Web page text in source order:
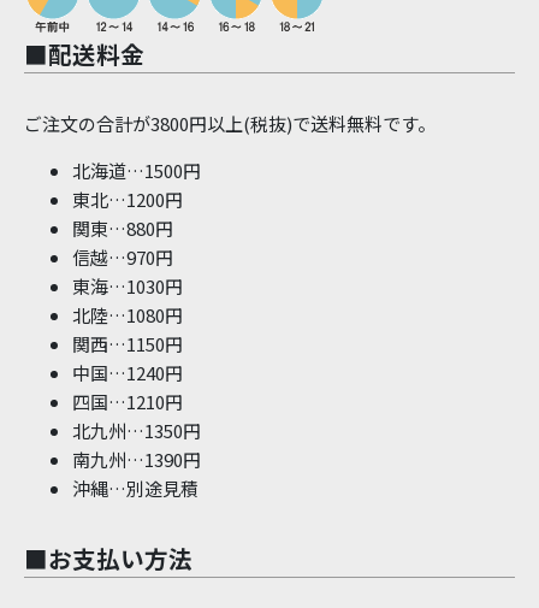
■配送料金
ご注文の合計が3800円以上(税抜)で送料無料です。
北海道…1500円
東北…1200円
関東…880円
信越…970円
東海…1030円
北陸…1080円
関西…1150円
中国…1240円
四国…1210円
北九州…1350円
南九州…1390円
沖縄…別途見積
■お支払い方法